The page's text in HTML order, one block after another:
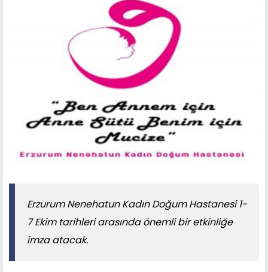
Erzurum Nenehatun Kadın Doğum Hastanesi 1-
7 Ekim tarihleri arasında önemli bir etkinliğe
imza atacak.